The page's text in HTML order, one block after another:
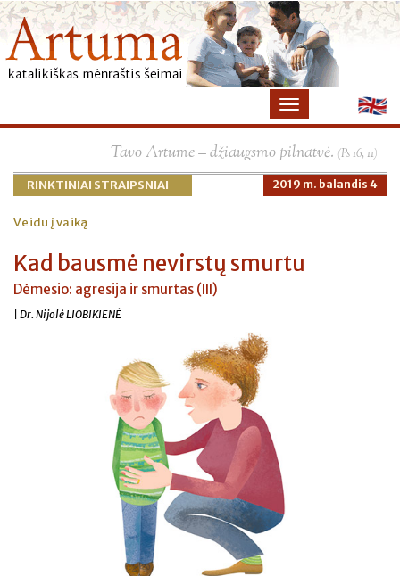
Tavo Artume – džiaugsmo pilnatvė. (Ps 16, 11)
RINKTINIAI STRAIPSNIAI 2019 m. balandis 4
Veidu į vaiką
Kad bausmė nevirstų smurtu
Dėmesio: agresija ir smurtas (III)
| Dr. Nijolė LIOBIKIENĖ
×